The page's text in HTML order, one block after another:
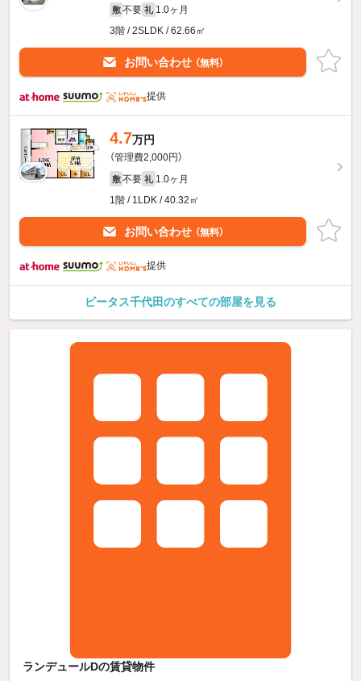
敷 不要 礼 1.0ヶ月
3階 / 2SLDK / 62.66㎡
お問い合わせ （無料）
提供
4.7万円
（管理費2,000円）
敷 不要 礼 1.0ヶ月
1階 / 1LDK / 40.32㎡
お問い合わせ （無料）
提供
ビータス千代田のすべての部屋を見る
ランデュールDの賃貸物件